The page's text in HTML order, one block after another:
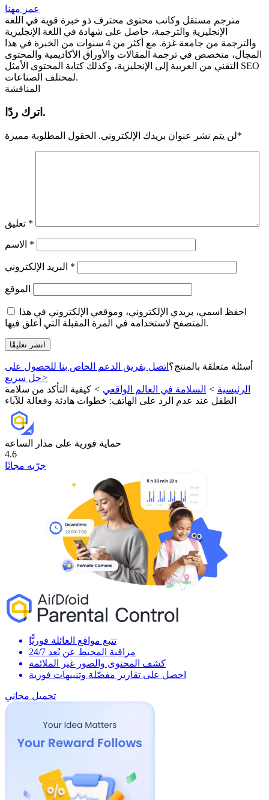
عمر مهنا
مترجم مستقل وكاتب محتوى محترف ذو خبرة قوية في اللغة
الإنجليزية والترجمة، حاصل على شهادة في اللغة الإنجليزية
والترجمة من جامعة غزة. مع أكثر من 4 سنوات من الخبرة في هذا
المجال، متخصص في ترجمة المقالات والأوراق الأكاديمية والمحتوى
التقني من العربية إلى الإنجليزية، وكذلك كتابة المحتوى الأمثل SEO
لمختلف الصناعات.
المناقشة
اترك ردًا.
لن يتم نشر عنوان بريدك الإلكتروني. الحقول المطلوبة مميزة *
*
*
*
الموقع
احفظ اسمي، بريدي الإلكتروني، وموقعي الإلكتروني في هذا
المتصفح لاستخدامه في المرة المقبلة التي أعلق فيها.
أسئلة متعلقة بالمنتج؟ اتصل بفريق الدعم الخاص بنا للحصول على
حل سريع>
الرئيسية > السلامة في العالم الواقعي > كيفية التأكد من سلامة
الطفل عند عدم الرد على الهاتف: خطوات هادئة وفعالة للآباء
حماية فورية على مدار الساعة
4.6
جرّبه مجانًا
تتبع مواقع العائلة فوريًّا
مراقبة المحيط عن بُعد 24/7
كشف المحتوى والصور غير الملائمة
احصل على تقارير مفصّلة وتنبيهات فورية
تحميل مجاني